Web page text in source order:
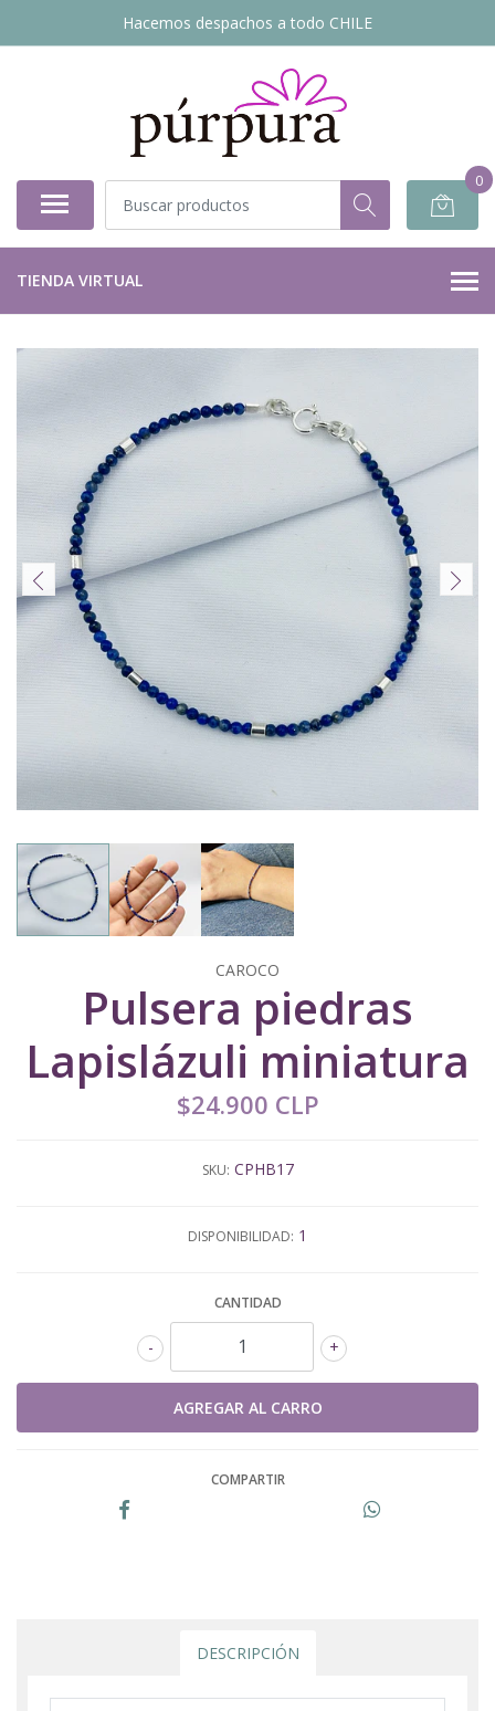
Hacemos despachos a todo CHILE
0
TIENDA VIRTUAL
CAROCO
Pulsera piedras
Lapislázuli miniatura
$24.900 CLP
SKU: CPHB17
DISPONIBILIDAD: 1
CANTIDAD
+
-
COMPARTIR
DESCRIPCIÓN